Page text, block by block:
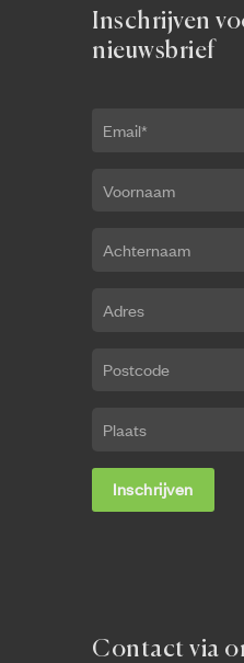
Inschrijven
nieuwsbrief
Contact via